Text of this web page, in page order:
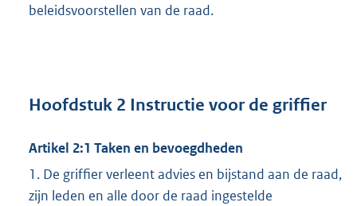
beleidsvoorstellen van de raad.
Hoofdstuk 2 Instructie voor de griffier
Artikel 2:1 Taken en bevoegdheden
1. De griffier verleent advies en bijstand aan de raad,
zijn leden en alle door de raad ingestelde